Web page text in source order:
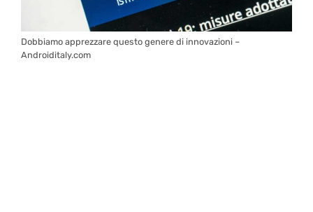
Dobbiamo apprezzare questo genere di innovazioni –
Androiditaly.com